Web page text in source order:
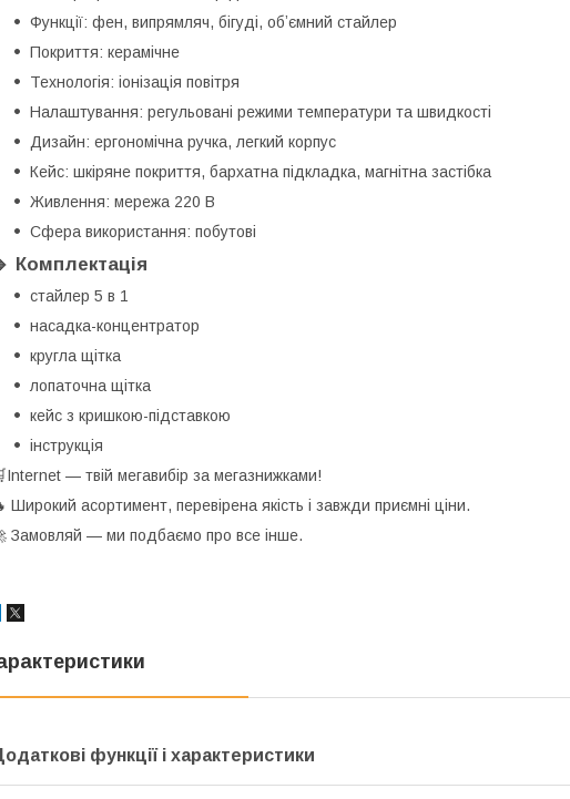
Функції: фен, випрямляч, бігуді, обʼємний стайлер
Покриття: керамічне
Технологія: іонізація повітря
Налаштування: регульовані режими температури та швидкості
Дизайн: ергономічна ручка, легкий корпус
Кейс: шкіряне покриття, бархатна підкладка, магнітна застібка
Живлення: мережа 220 В
Сфера використання: побутові
Комплектація
стайлер 5 в 1
насадка-концентратор
кругла щітка
лопаточна щітка
кейс з кришкою-підставкою
інструкція
— твій мегавибір за мегазнижками!
Широкий асортимент, перевірена якість і завжди приємні ціни.
Замовляй — ми подбаємо про все інше.
функції і характеристики